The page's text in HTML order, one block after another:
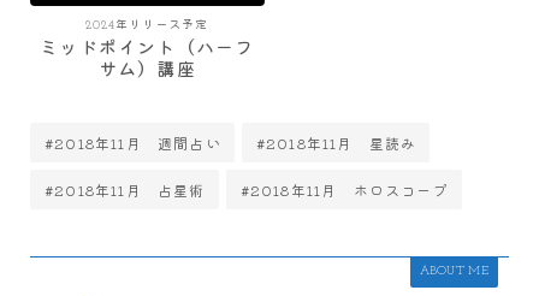
2024年リリース予定
ミッドポイント（ハーフ
サム）講座
#2018年11月 週間占い #2018年11月 星読み
#2018年11月 占星術 #2018年11月 ホロスコープ
ABOUT ME